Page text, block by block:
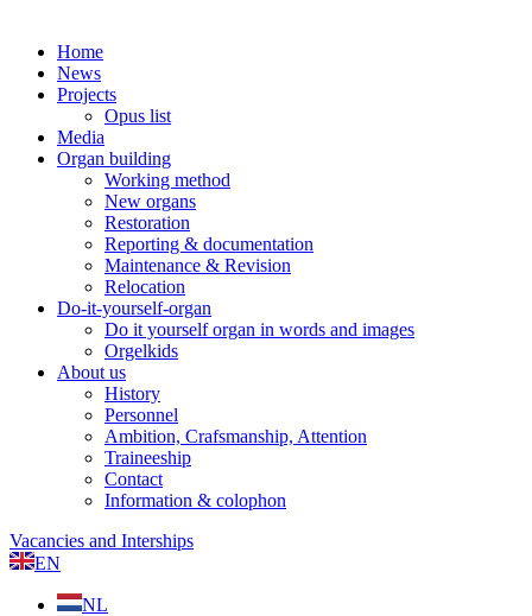
Home
News
Projects
Opus list
Media
Organ building
Working method
New organs
Restoration
Reporting & documentation
Maintenance & Revision
Relocation
Do-it-yourself-organ
Do it yourself organ in words and images
Orgelkids
About us
History
Personnel
Ambition, Crafsmanship, Attention
Traineeship
Contact
Information & colophon
Vacancies and Interships
EN
NL